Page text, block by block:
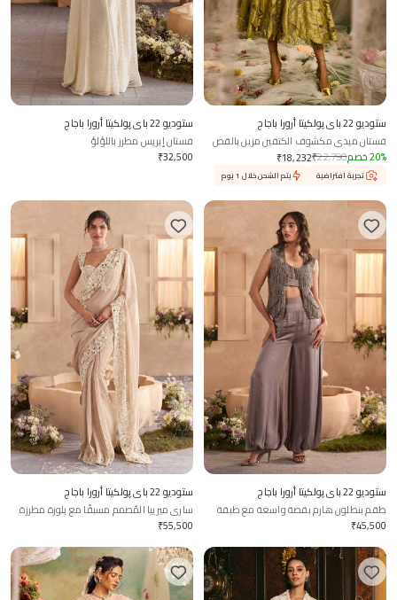
ستوديو 22 باي پولكيتا أرورا باجاج
فستان ميدي مكشوف الكتفين مزين بالقص
₹18,232₹22,790 20% خصم
تجربة افتراضية يتم الشحن خلال 1 يوم
ستوديو 22 باي پولكيتا أرورا باجاج
فستان إيريس مطرز باللؤلؤ
₹32,500
ستوديو 22 باي پولكيتا أرورا باجاج
طقم بنطلون هارم بقصة واسعة مع طبقة
علوية مطرزة من زارا
₹45,500
ستوديو 22 باي پولكيتا أرورا باجاج
ساري ميرييا المُصمم مسبقًا مع بلوزة مطرزة
₹55,500